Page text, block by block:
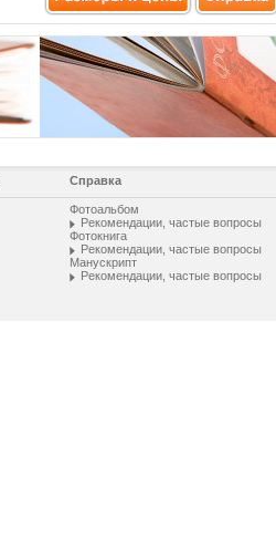
Справка
Фотоальбом
Рекомендации, частые вопросы
Фотокнига
Рекомендации, частые вопросы
Манускрипт
Рекомендации, частые вопросы